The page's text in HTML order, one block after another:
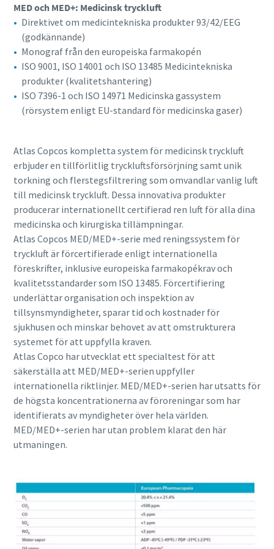
MED och MED+: Medicinsk tryckluft
Direktivet om medicintekniska produkter 93/42/EEG
(godkännande)
Monograf från den europeiska farmakopén
ISO 9001, ISO 14001 och ISO 13485 Medicintekniska
produkter (kvalitetshantering)
ISO 7396-1 och ISO 14971 Medicinska gassystem
(rörsystem enligt EU-standard för medicinska gaser)
Atlas Copcos kompletta system för medicinsk tryckluft
erbjuder en tillförlitlig tryckluftsförsörjning samt unik
torkning och flerstegsfiltrering som omvandlar vanlig luft
till medicinsk tryckluft. Dessa innovativa produkter
producerar internationellt certifierad ren luft för alla dina
medicinska och kirurgiska tillämpningar.
Atlas Copcos MED/MED+-serie med reningssystem för
tryckluft är förcertifierade enligt internationella
föreskrifter, inklusive europeiska farmakopékrav och
kvalitetsstandarder som ISO 13485. Förcertifiering
underlättar organisation och inspektion av
tillsynsmyndigheter, sparar tid och kostnader för
sjukhusen och minskar behovet av att omstrukturera
systemet för att uppfylla kraven.
Atlas Copco har utvecklat ett specialtest för att
säkerställa att MED/MED+-serien uppfyller
internationella riktlinjer. MED/MED+-serien har utsatts för
de högsta koncentrationerna av föroreningar som har
identifierats av myndigheter över hela världen.
MED/MED+-serien har utan problem klarat den här
utmaningen.